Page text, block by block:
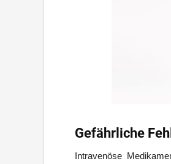
Gefährliche
Intravenöse